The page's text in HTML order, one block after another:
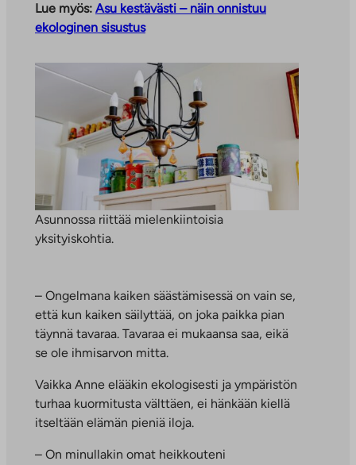
Lue myös: Asu kestävästi – näin onnistuu
ekologinen sisustus
Asunnossa riittää mielenkiintoisia
yksityiskohtia.
– Ongelmana kaiken säästämisessä on vain se,
että kun kaiken säilyttää, on joka paikka pian
täynnä tavaraa. Tavaraa ei mukaansa saa, eikä
se ole ihmisarvon mitta.
Vaikka Anne elääkin ekologisesti ja ympäristön
turhaa kuormitusta välttäen, ei hänkään kiellä
itseltään elämän pieniä iloja.
– On minullakin omat heikkouteni